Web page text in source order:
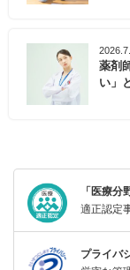
薬剤
い」
「医療分
適正認定
プライバ